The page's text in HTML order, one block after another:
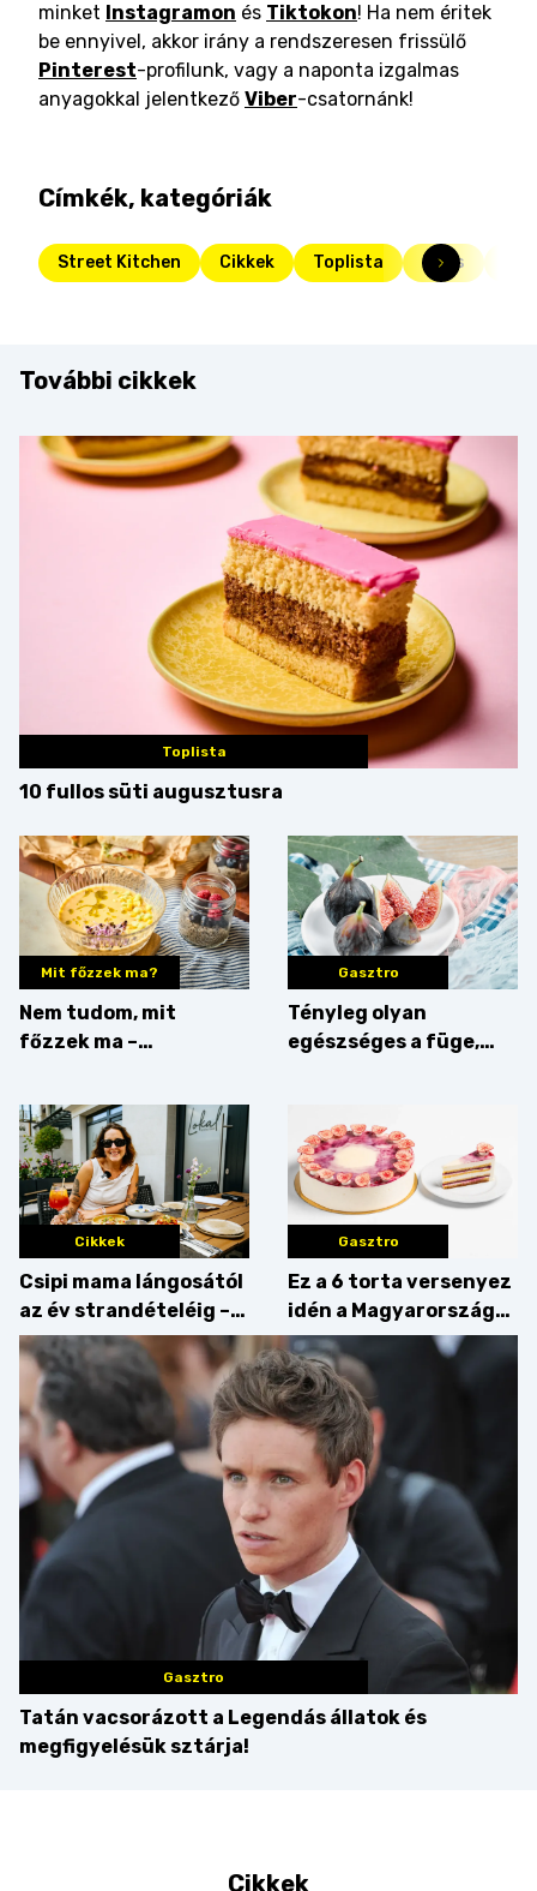
minket Instagramon és Tiktokon! Ha nem éritek
be ennyivel, akkor irány a rendszeresen frissülő
Pinterest-profilunk, vagy a naponta izgalmas
anyagokkal jelentkező Viber-csatornánk!
Címkék, kategóriák
Street Kitchen Cikkek Toplista Friss
További cikkek
Toplista
10 fullos süti augusztusra
Mit főzzek ma?
Nem tudom, mit
főzzek ma –
Gasztro
Tényleg olyan
egészséges a füge,
Cikkek
Csipi mama lángosától
az év strandételéig –
idén is felzabáltuk a
Balaton déli partját
Gasztro
Ez a 6 torta versenyez
idén a Magyarország
tortája címért
Gasztro
Tatán vacsorázott a Legendás állatok és
megfigyelésük sztárja!
Cikkek